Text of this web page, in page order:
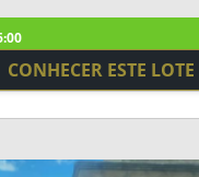
CONHECER ESTE LOTE